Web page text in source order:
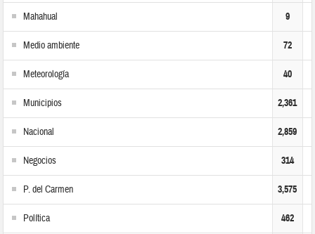
Mahahual 9
Medio ambiente 72
Meteorología 40
Municipios 2,361
Nacional 2,859
Negocios 314
P. del Carmen 3,575
Política 462